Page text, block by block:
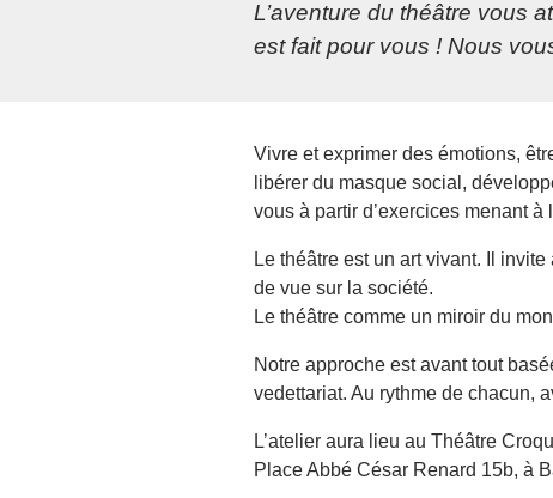
L’aventure du théâtre vous
est fait pour vous ! Nous
Vivre et exprimer des émotions,
libérer du masque social,
vous à partir d’exercices menant à
Le théâtre est un art vivant. Il
de vue sur la société.
Le théâtre comme un miroir du
Notre approche est avant tout
vedettariat. Au rythme de chacun,
L’atelier aura lieu au Théâtre
Place Abbé César Renard 15b, à